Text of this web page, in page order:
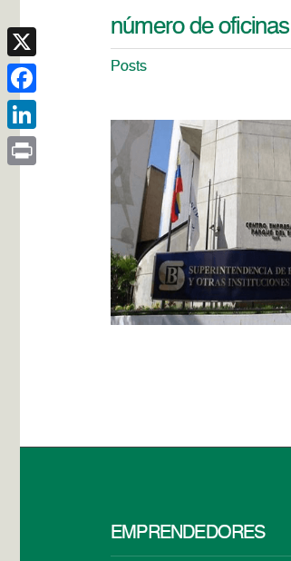
número de oficinas
Posts
EMPRENDEDORES
X
Facebook
LinkedIn